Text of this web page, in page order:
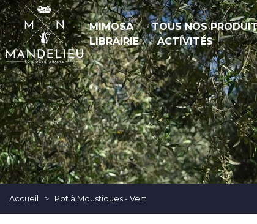
MIMOSA TOUS NOS
LIBRAIRIE
ACTIVITÉS
Accueil > Pot à Moustiques - Vert